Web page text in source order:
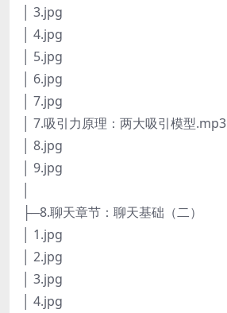
│ 3.jpg
│ 4.jpg
│ 5.jpg
│ 6.jpg
│ 7.jpg
│ 7.吸引力原理：两大吸引模型.mp3
│ 8.jpg
│ 9.jpg
├─8.聊天章节：聊天基础（二）
│ 1.jpg
│ 2.jpg
│ 3.jpg
│ 4.jpg